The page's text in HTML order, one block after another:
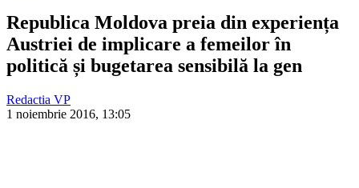
Republica Moldova preia din experiența
Austriei de implicare a femeilor în
politică și bugetarea sensibilă la gen
Redactia VP
1 noiembrie 2016, 13:05